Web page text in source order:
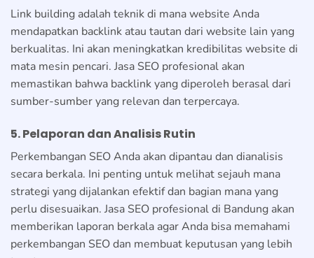
Link building adalah teknik di mana website Anda
mendapatkan backlink atau tautan dari website lain yang
berkualitas. Ini akan meningkatkan kredibilitas website di
mata mesin pencari. Jasa SEO profesional akan
memastikan bahwa backlink yang diperoleh berasal dari
sumber-sumber yang relevan dan terpercaya.
5. Pelaporan dan Analisis Rutin
Perkembangan SEO Anda akan dipantau dan dianalisis
secara berkala. Ini penting untuk melihat sejauh mana
strategi yang dijalankan efektif dan bagian mana yang
perlu disesuaikan. Jasa SEO profesional di Bandung akan
memberikan laporan berkala agar Anda bisa memahami
perkembangan SEO dan membuat keputusan yang lebih